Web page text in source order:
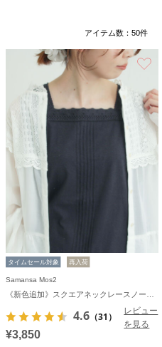
アイテム数： 50件
お気に入り
タイムセール対象 再入荷
Samansa Mos2
4.6 （31）
レビュー
を見る
¥3,850